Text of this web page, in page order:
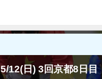
5/12(日) 3回京都8日目